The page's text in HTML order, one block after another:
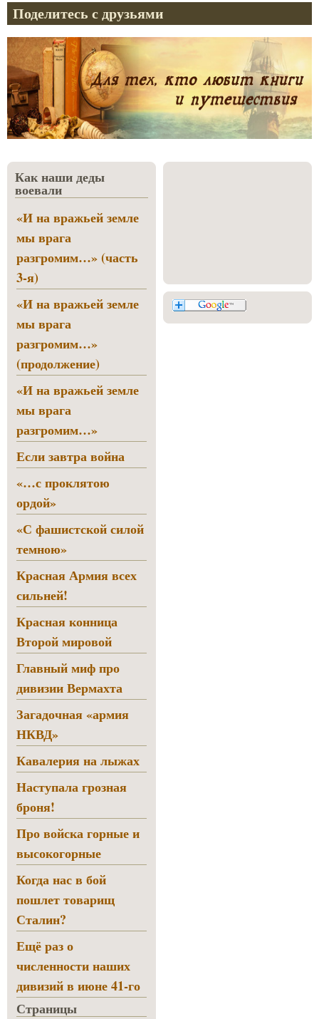
Поделитесь с друзьями
Как наши деды
воевали
«И на вражьей земле
мы врага
разгромим…» (часть
3-я)
«И на вражьей земле
мы врага
разгромим…»
(продолжение)
«И на вражьей земле
мы врага
разгромим…»
Если завтра война
«…с проклятою
ордой»
«С фашистской силой
темною»
Красная Армия всех
сильней!
Красная конница
Второй мировой
Главный миф про
дивизии Вермахта
Загадочная «армия
НКВД»
Кавалерия на лыжах
Наступала грозная
броня!
Про войска горные и
высокогорные
Когда нас в бой
пошлет товарищ
Сталин?
Ещё раз о
численности наших
дивизий в июне 41-го
Страницы